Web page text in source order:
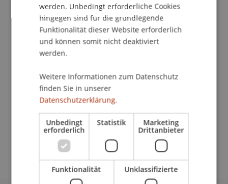
Programm
• Präsentation des Masterprogramms
Entrepreneurship und Management
• Besuch von Vorlesungen und des Start-up Lab
Dozierenden
• Campus Tour
• Gemeinsamer Stand-up Lunch
Jetzt zum Master Taster Day anmelden!
werden. Unbedingt erforderliche Cookies
hingegen sind für die grundlegende
Funktionalität dieser Website erforderlich
und können somit nicht deaktiviert
werden.
Weitere Informationen zum Datenschutz
finden Sie in unserer
Datenschutzerklärung.
Unbedingt
erforderlich
Statistik Marketing
Drittanbieter
Funktionalität Unklassifizierte